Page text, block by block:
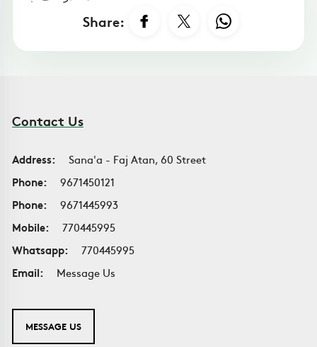
Share:
Contact Us
Address:
Sana'a - Faj Atan, 60 Street
Phone:
9671450121
Phone:
9671445993
Mobile:
770445995
Whatsapp:
770445995
Email:
Message Us
MESSAGE US